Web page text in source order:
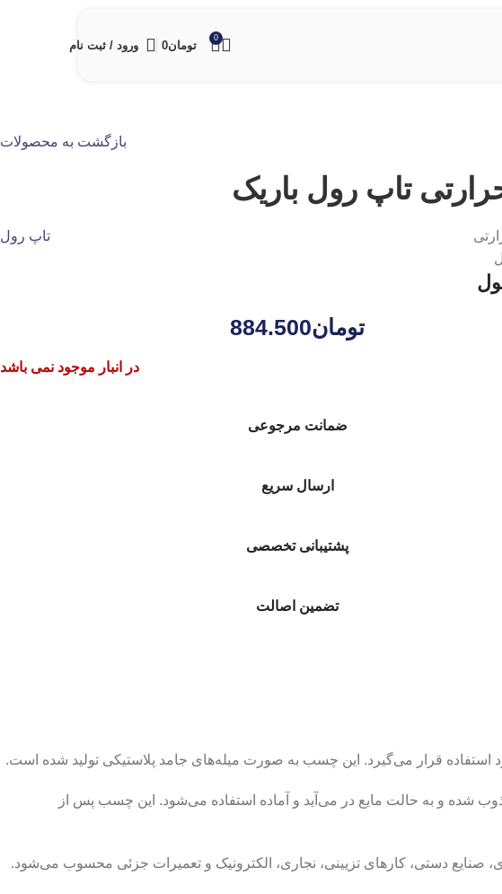
0
تومان0 ورود / ثبت نام
بازگشت به محصولات
تاپ رول باریک
تاپ رول
تومان884.500
در انبار موجود نمی باشد
ضمانت مرجوعی
ارسال سریع
پشتیبانی تخصصی
تضمین اصالت
قرار می‌گیرد. این چسب به صورت میله‌های جامد پلاستیکی تولید شده است.
شده و به حالت مایع در می‌آید و آماده استفاده می‌شود. این چسب پس از
صنایع دستی، کارهای تزیینی، نجاری، الکترونیک و تعمیرات جزئی محسوب می‌شود.